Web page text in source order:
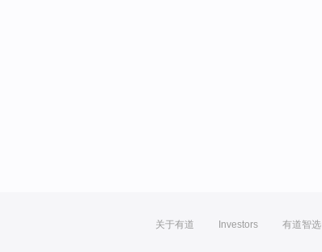
关于有道 Investors 有道智选